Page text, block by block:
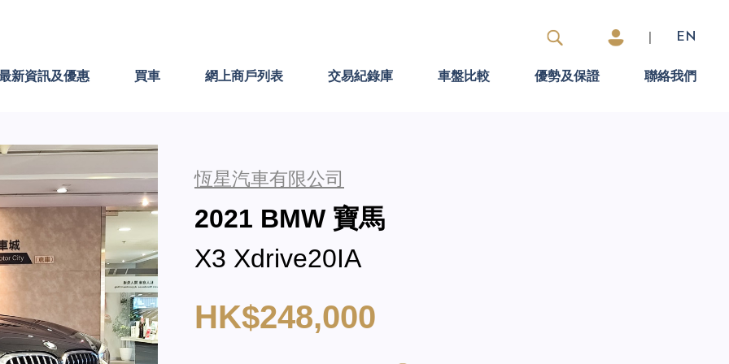
EN
新資訊及優惠 買車 網上商戶列表 交易紀錄庫 車盤比較 優勢及保證 聯絡我們
恆星汽車有限公司
2021 BMW 寶馬
X3 Xdrive20IA
HK$248,000